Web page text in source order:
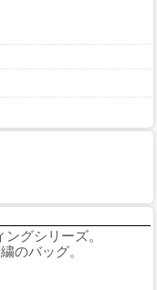
グシリーズ。
のバッグ。